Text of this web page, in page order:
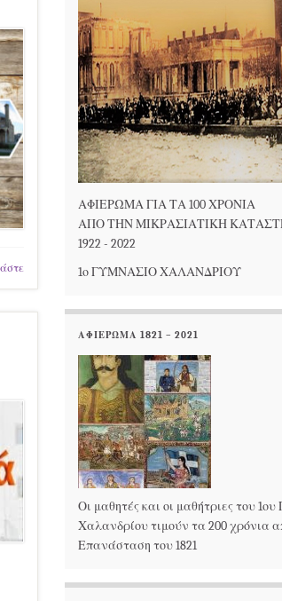
ΑΦΙΕΡΩΜΑ ΓΙΑ ΤΑ 100 ΧΡΟΝΙΑ
ΑΠΟ ΤΗΝ ΜΙΚΡΑΣΙΑΤΙΚΗ
1922 - 2022
1ο ΓΥΜΝΑΣΙΟ ΧΑΛΑΝΔΡΙΟΥ
ΑΦΙΕΡΩΜΑ 1821 – 2021
Οι μαθητές και οι μαθήτριες του
Χαλανδρίου τιμούν τα 200 χρόνια
Επανάσταση του 1821